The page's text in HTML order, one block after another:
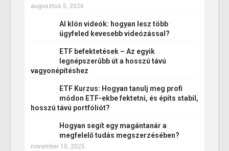
augusztus 5, 2026
AI klón videók: hogyan lesz több
ügyfeled kevesebb videózással?
ETF befektetések – Az egyik
legnépszerűbb út a hosszú távú
vagyonépítéshez
ETF Kurzus: Hogyan tanulj meg profi
módon ETF-ekbe fektetni, és építs stabil,
hosszú távú portfóliót?
Hogyan segít egy magántanár a
megfelelő tudás megszerzésében?
november 10, 2025